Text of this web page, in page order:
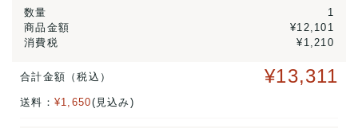
数量
1
商品金額
¥12,101
消費税
¥1,210
合計金額（税込） ¥13,311
送料： ¥1,650(見込み)